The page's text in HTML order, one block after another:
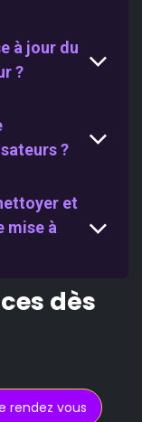
à jour du
?
?
et
mise à
dès
rendez vous